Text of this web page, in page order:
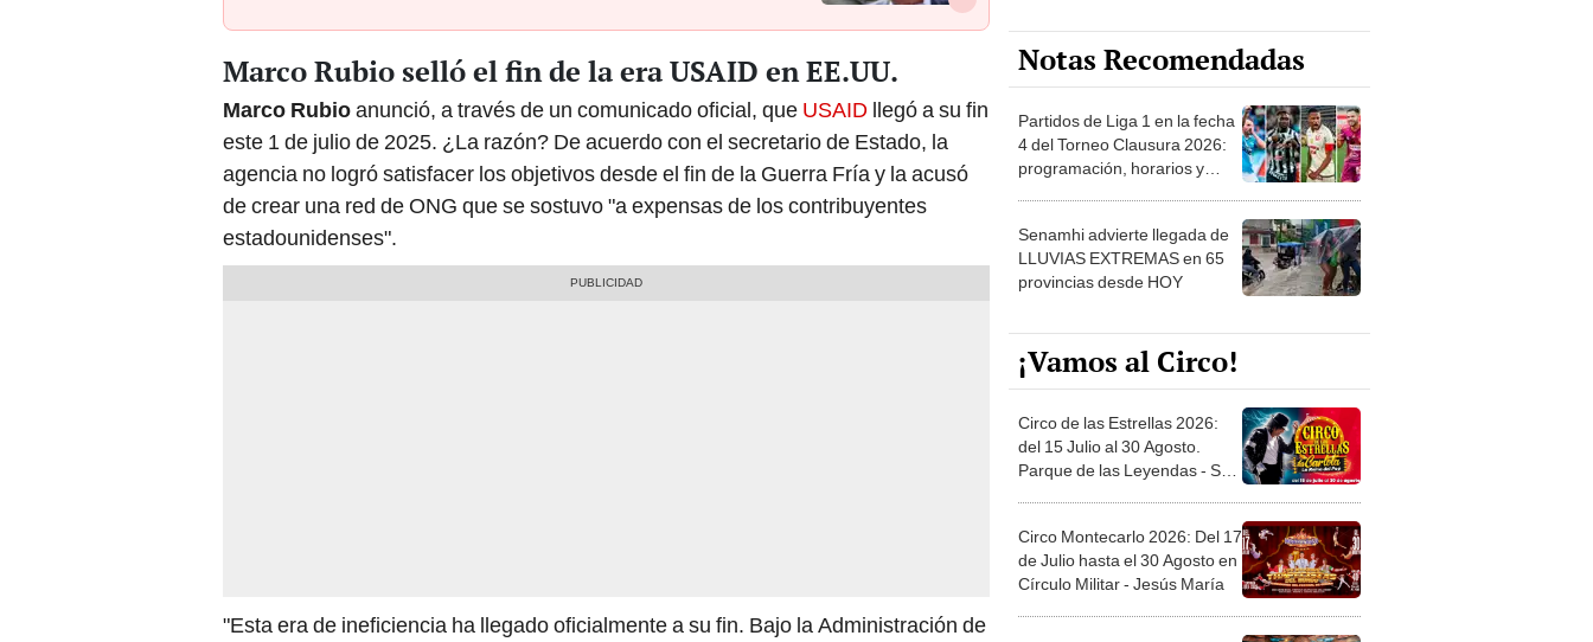
Marco Rubio selló el fin de la era USAID en EE.UU.
Marco Rubioanunció, a través de un comunicado oficial, que USAID llegó a su fin
este 1 de julio de 2025. ¿La razón? De acuerdo con el secretario de Estado, la
agencia no logró satisfacer los objetivos desde el fin de la Guerra Fría y la acusó
de crear una red de ONG que se sostuvo "a expensas de los contribuyentes
estadounidenses".
"Esta era de ineficiencia ha llegado oficialmente a su fin. Bajo la Administración de
Notas Recomendadas
Partidos de Liga 1 en la fecha
4 del Torneo Clausura 2026:
programación, horarios y
Senamhi advierte llegada de
LLUVIAS EXTREMAS en 65
provincias desde HOY
¡Vamos al Circo!
Circo de las Estrellas 2026:
del 15 Julio al 30 Agosto.
Parque de las Leyendas - San
Circo Montecarlo 2026: Del 17
de Julio hasta el 30 Agosto en
Círculo Militar - Jesús María